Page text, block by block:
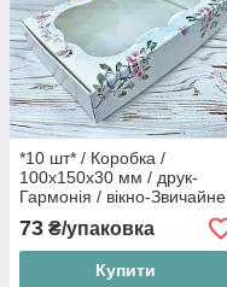
*10 шт* / Коробка /
100х150х30 мм / друк-
Гармонія / вікно-Звичайне
/ лк / цв
73 ₴/упаковка
Купити